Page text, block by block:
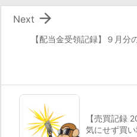
【配当金受領記録】９月分

Next
【売買記録
気にせず買い